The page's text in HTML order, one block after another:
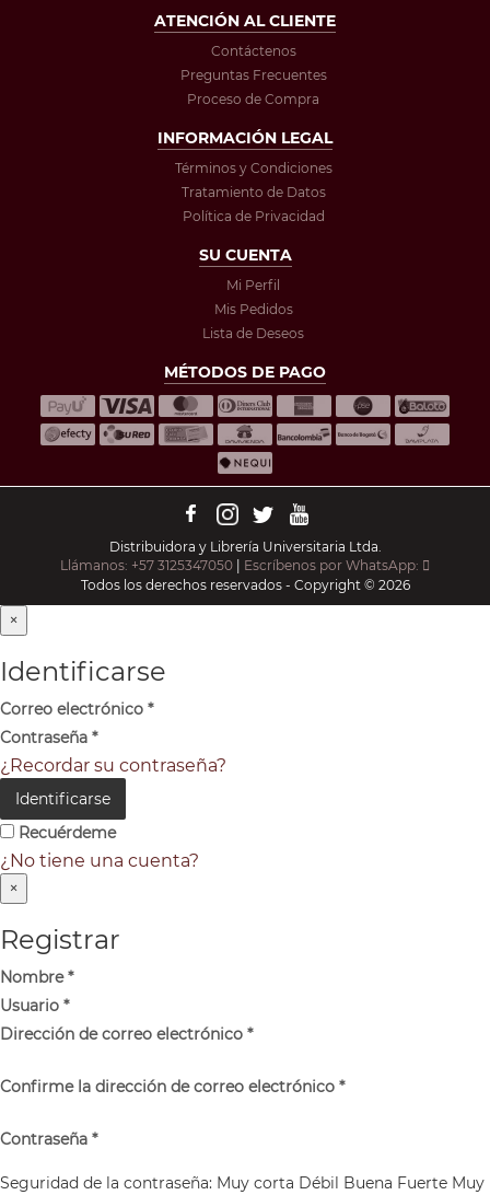
ATENCIÓN AL CLIENTE
Contáctenos
Preguntas Frecuentes
Proceso de Compra
INFORMACIÓN LEGAL
Términos y Condiciones
Tratamiento de Datos
Política de Privacidad
SU CUENTA
Mi Perfil
Mis Pedidos
Lista de Deseos
MÉTODOS DE PAGO
Distribuidora y Librería Universitaria Ltda.
Llámanos: +57 3125347050 | Escríbenos por WhatsApp:
Todos los derechos reservados - Copyright © 2026
×
Identificarse
Correo electrónico *
Contraseña *
¿Recordar su contraseña?
Identificarse
Recuérdeme
¿No tiene una cuenta?
×
Registrar
Nombre*
Usuario *
Dirección de correo electrónico *
Confirme la dirección de correo electrónico *
Contraseña *
Seguridad de la contraseña: Muy corta Débil Buena Fuerte Muy